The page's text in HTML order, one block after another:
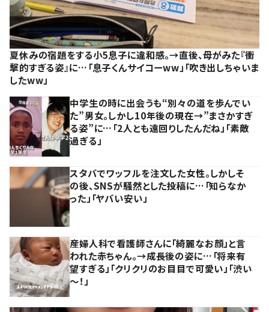
夏休みの宿題をする小5息子に違和感。→直後、母がみた『衝
撃的すぎる姿』に…「息子くんサイコーww」「吹き出しちゃいま
したww」
中学生の時に出会うも“別々の道を歩んでい
た”男女。しかし10年後の現在→”まさかすぎ
る姿”に…「2人とも遠回りしたんだね」「素敵
過ぎる」
スタバでワッフルを注文した女性。しかしそ
の後、SNSが騒然とした投稿に…「知らなか
った」「ヤバい安い」
産婦人科で看護師さんに「綺麗なお顔」と言
われた赤ちゃん。→成長後の姿に…「将来有
望すぎる」「クリクリのお目目で可愛い」「渋い
～！」